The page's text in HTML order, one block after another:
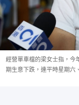
經營單車檔的梁女士指，今
期生意下跌，連平時星期六